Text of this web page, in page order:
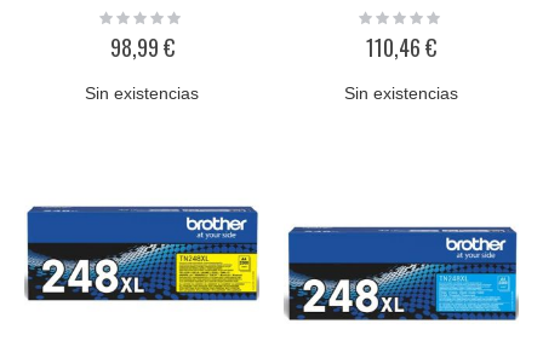
Rating:
98,99 €
Sin existencias
Rating:
110,46 €
Sin existencias